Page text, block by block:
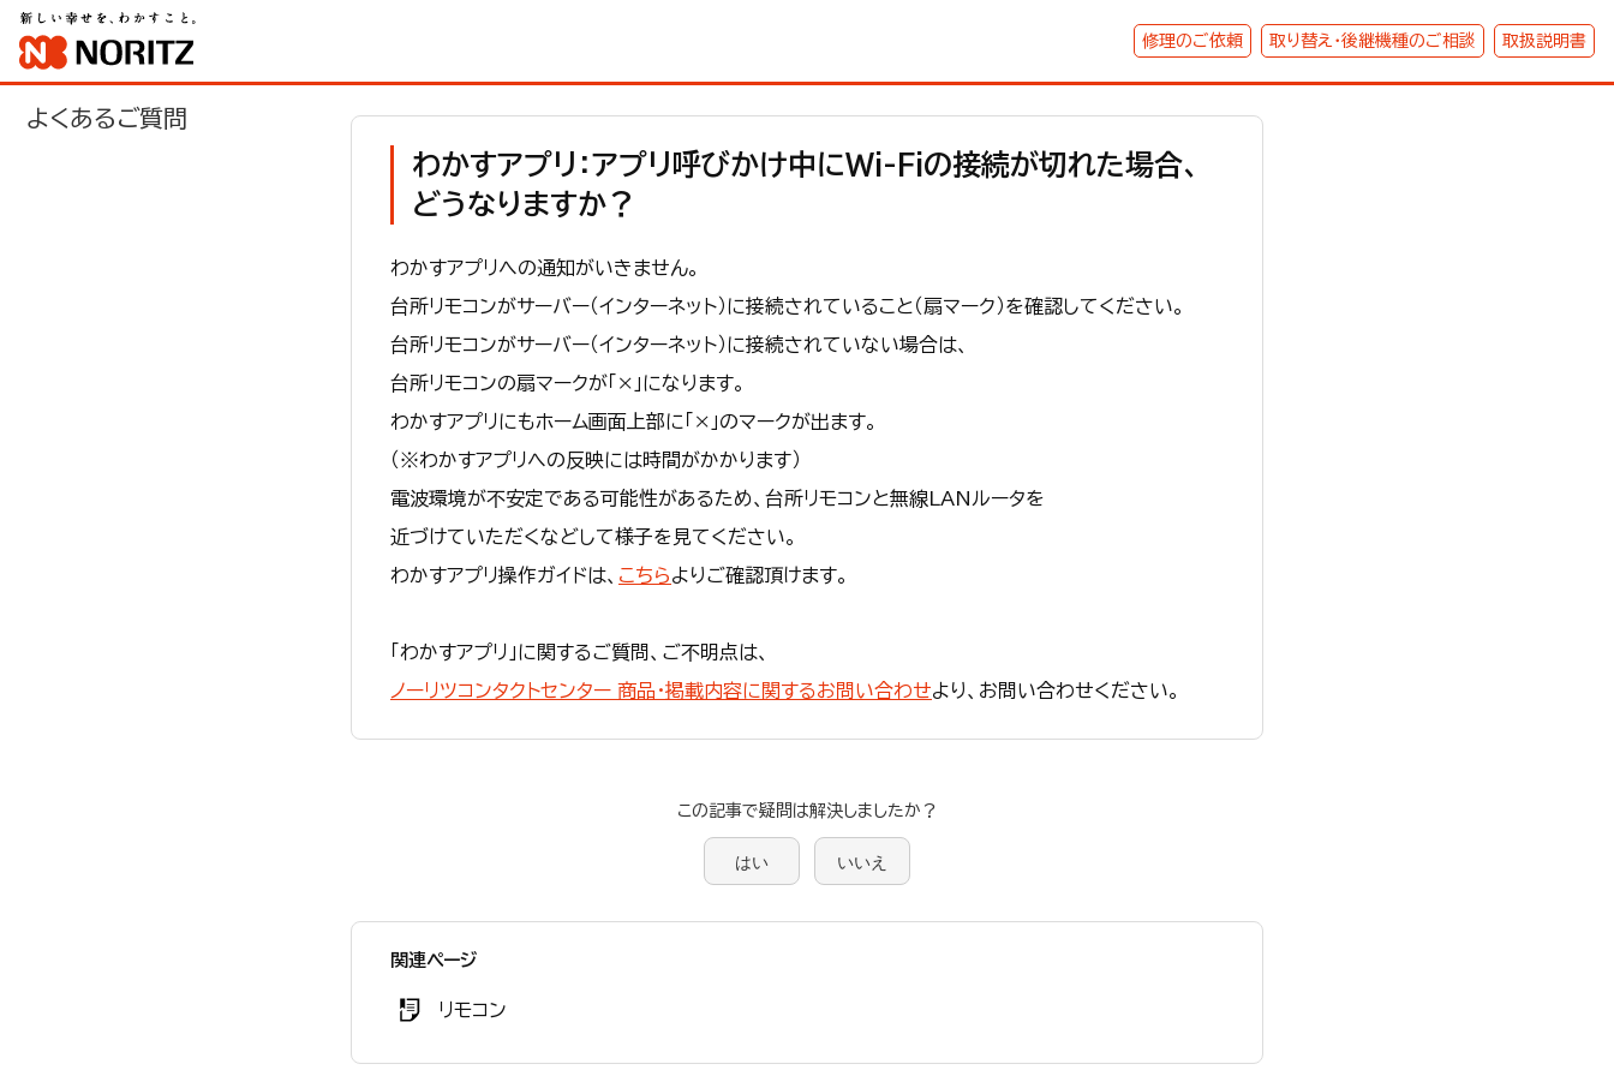
修理のご依頼 取り替え・後継機種のご相談 取扱説明書
よくあるご質問
わかすアプリ：アプリ呼びかけ中にWi-Fiの接続が切れた場合、
どうなりますか？
わかすアプリへの通知がいきません。
台所リモコンがサーバー（インターネット）に接続されていること（扇マーク）を確認してください。
台所リモコンがサーバー（インターネット）に接続されていない場合は、
台所リモコンの扇マークが「×」になります。
わかすアプリにもホーム画面上部に「×」のマークが出ます。
（※わかすアプリへの反映には時間がかかります）
電波環境が不安定である可能性があるため、台所リモコンと無線LANルータを
近づけていただくなどして様子を見てください。
わかすアプリ操作ガイドは、 こちらよりご確認頂けます。
「わかすアプリ」に関するご質問、ご不明点は、
ノーリツコンタクトセンター 商品・掲載内容に関するお問い合わせより、お問い合わせください。
この記事で疑問は解決しましたか？
はい いいえ
関連ページ
リモコン